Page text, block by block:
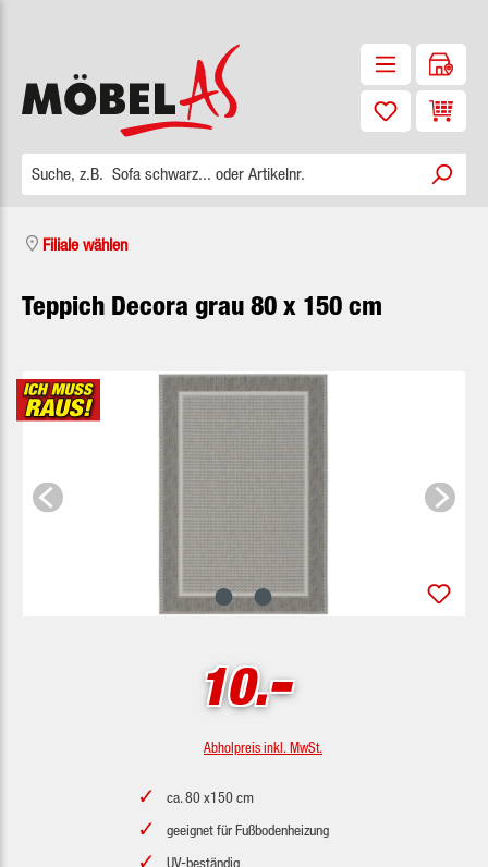
Filiale wählen
Teppich Decora grau 80 x 150 cm
Bildergalerie überspringen
10.-
Abholpreis inkl. MwSt.
ca. 80 x150 cm
geeignet für Fußbodenheizung
UV-beständig